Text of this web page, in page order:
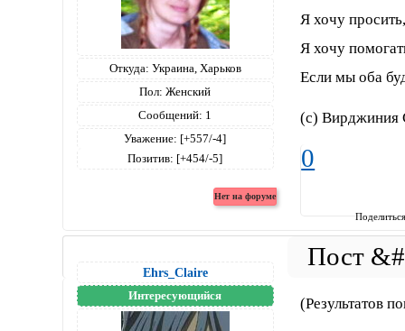
Откуда: Украина, Харьков
Пол: Женский
Сообщений: 1
Уважение: [+557/-4]
Позитив: [+454/-5]
Я хочу
Я хочу
Если мы оба
(с) Вирджиния
0
Ehrs_Claire
Интересующийся (Результатов